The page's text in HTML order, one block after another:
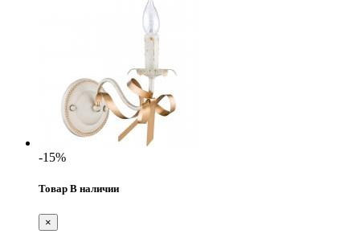
-15%
Товар В наличии
×